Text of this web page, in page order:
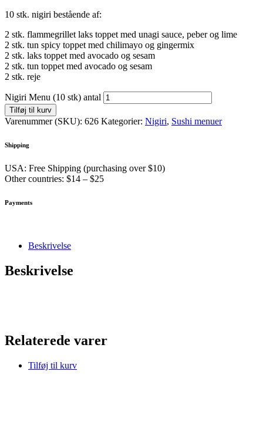
10 stk. nigiri bestående af:
2 stk. flammegrillet laks toppet med unagi sauce, peber og lime
2 stk. tun spicy toppet med chilimayo og gingermix
2 stk. laks toppet med avocado og sesam
2 stk. tun toppet med avocado og sesam
2 stk. reje
Nigiri Menu (10 stk) antal
Tilføj til kurv
Varenummer (SKU): 626 Kategorier: Nigiri, Sushi menuer
Shipping
USA: Free Shipping (purchasing over $10)
Other countries: $14 – $25
Payments
Beskrivelse
Beskrivelse
Relaterede varer
Tilføj til kurv